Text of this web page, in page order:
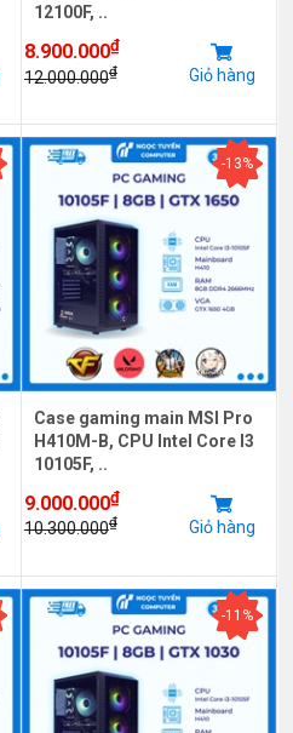
12100F, ..
8.900.000₫
12.000.000₫ Giỏ hàng
-13%
Case gaming main MSI Pro
H410M-B, CPU Intel Core I3
10105F, ..
9.000.000₫
10.300.000₫ Giỏ hàng
-11%